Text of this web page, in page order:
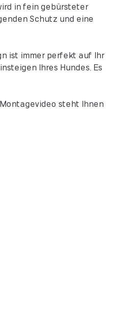
in fein gebürsteter
Schutz und eine
ist immer perfekt auf Ihr
Ihres Hundes. Es
steht Ihnen